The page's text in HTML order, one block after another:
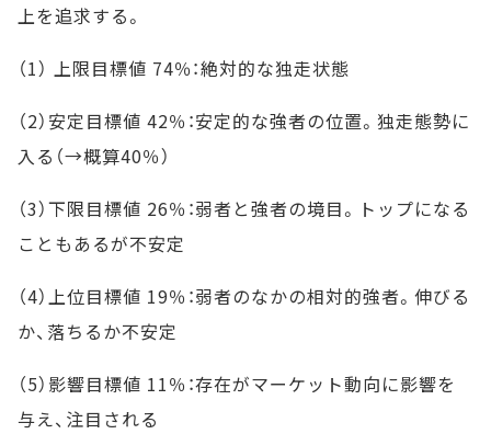
上を追求する。
（1） 上限目標値 74％：絶対的な独走状態
（2）安定目標値 42％：安定的な強者の位置。独走態勢に
入る（→概算40％）
（3）下限目標値 26％：弱者と強者の境目。トップになる
こともあるが不安定
（4）上位目標値 19％：弱者のなかの相対的強者。伸びる
か、落ちるか不安定
（5）影響目標値 11％：存在がマーケット動向に影響を
与え、注目される